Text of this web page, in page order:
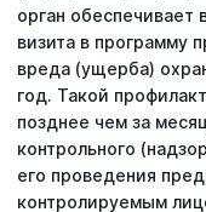
орган обеспечивает
визита в программу
вреда (ущерба)
год. Такой
позднее чем за
контрольного
его проведения
контролируемым